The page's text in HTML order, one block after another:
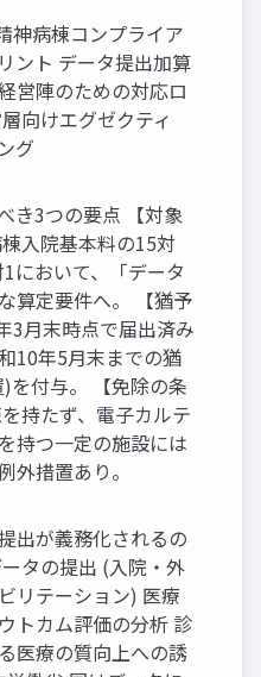
神病棟コンプライア
ント データ提出加算
営陣のための対応ロ
向けエグゼクティ
グ
き3つの要点 【対象
入院基本料の15対
において、「データ
算定要件へ。 【猶予
3月末時点で届出済み
10年5月末までの猶
を付与。 【免除の条
持たず、電子カルテ
持つ一定の施設には
外措置あり。
出が義務化されるの
タの提出 (入院・外
リテーション) 医療
トカム評価の分析 診
医療の質向上への誘